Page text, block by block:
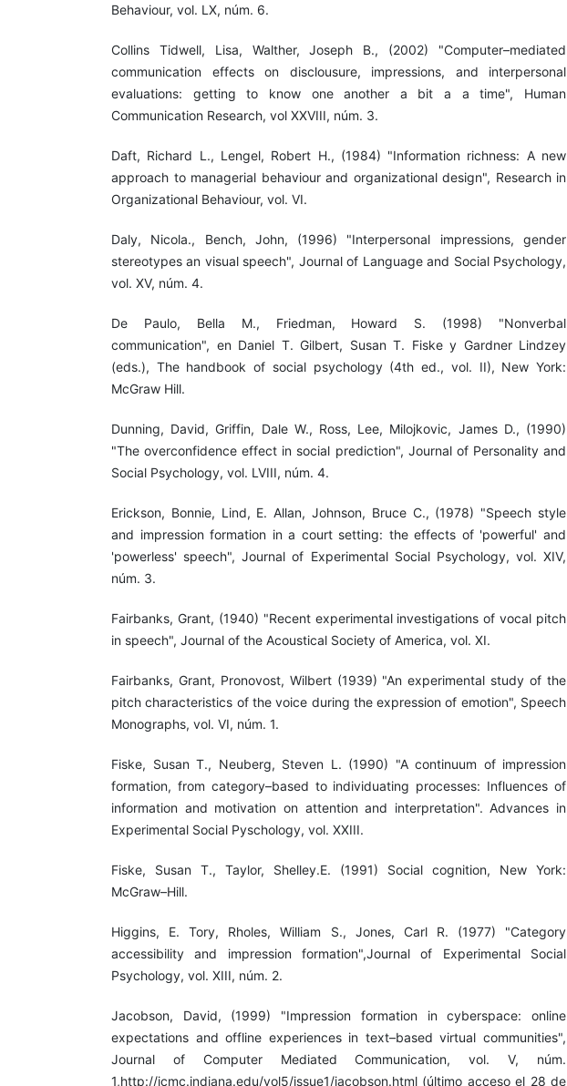
Behaviour, vol. LX, núm. 6.
Collins Tidwell, Lisa, Walther, Joseph B., (2002) "Computer–mediated
communication effects on disclousure, impressions, and interpersonal
evaluations: getting to know one another a bit a a time", Human
Communication Research, vol XXVIII, núm. 3.
Daft, Richard L., Lengel, Robert H., (1984) "Information richness: A new
approach to managerial behaviour and organizational design", Research in
Organizational Behaviour, vol. VI.
Daly, Nicola., Bench, John, (1996) "Interpersonal impressions, gender
stereotypes an visual speech", Journal of Language and Social Psychology,
vol. XV, núm. 4.
De Paulo, Bella M., Friedman, Howard S. (1998) "Nonverbal
communication", en Daniel T. Gilbert, Susan T. Fiske y Gardner Lindzey
(eds.), The handbook of social psychology (4th ed., vol. II), New York:
McGraw Hill.
Dunning, David, Griffin, Dale W., Ross, Lee, Milojkovic, James D., (1990)
"The overconfidence effect in social prediction", Journal of Personality and
Social Psychology, vol. LVIII, núm. 4.
Erickson, Bonnie, Lind, E. Allan, Johnson, Bruce C., (1978) "Speech style
and impression formation in a court setting: the effects of 'powerful' and
'powerless' speech", Journal of Experimental Social Psychology, vol. XIV,
núm. 3.
Fairbanks, Grant, (1940) "Recent experimental investigations of vocal pitch
in speech", Journal of the Acoustical Society of America, vol. XI.
Fairbanks, Grant, Pronovost, Wilbert (1939) "An experimental study of the
pitch characteristics of the voice during the expression of emotion", Speech
Monographs, vol. VI, núm. 1.
Fiske, Susan T., Neuberg, Steven L. (1990) "A continuum of impression
formation, from category–based to individuating processes: Influences of
information and motivation on attention and interpretation". Advances in
Experimental Social Pyschology, vol. XXIII.
Fiske, Susan T., Taylor, Shelley.E. (1991) Social cognition, New York:
McGraw–Hill.
Higgins, E. Tory, Rholes, William S., Jones, Carl R. (1977) "Category
accessibility and impression formation",Journal of Experimental Social
Psychology, vol. XIII, núm. 2.
Jacobson, David, (1999) "Impression formation in cyberspace: online
expectations and offline experiences in text–based virtual communities",
Journal of Computer Mediated Communication, vol. V, núm.
1,http://jcmc.indiana.edu/vol5/issue1/jacobson.html (último acceso el 28 de